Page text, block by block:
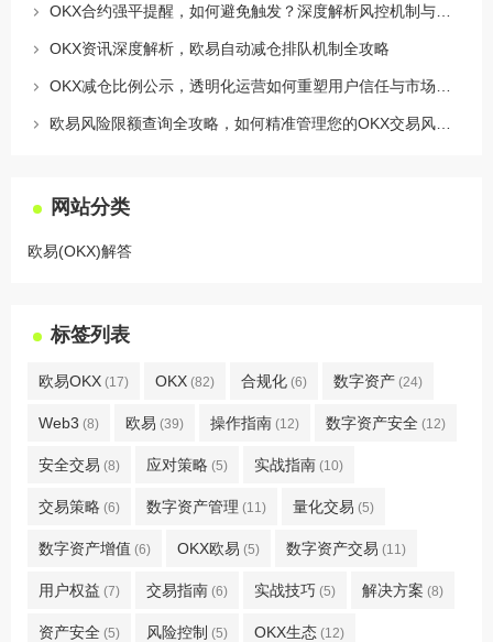
OKX资讯深度解析，欧易自动减仓排队机制全攻略
网站分类
欧易(OKX)解答
标签列表
欧易OKX (17) OKX (82) 合规化 (6) 数字资产 (24)
Web3 (8) 欧易 (39) 操作指南 (12) 数字资产安全 (12)
安全交易 (8) 应对策略 (5) 实战指南 (10)
交易策略 (6) 数字资产管理 (11) 量化交易 (5)
数字资产增值 (6) OKX欧易 (5) 数字资产交易 (11)
用户权益 (7) 交易指南 (6) 实战技巧 (5) 解决方案 (8)
资产安全 (5) 风险控制 (5) OKX生态 (12)